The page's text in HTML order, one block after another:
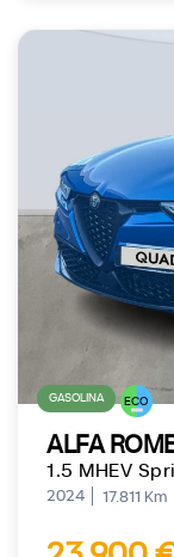
GASOLINA ECO
ALFA
1.5 MHEV
2024 17.811 Km